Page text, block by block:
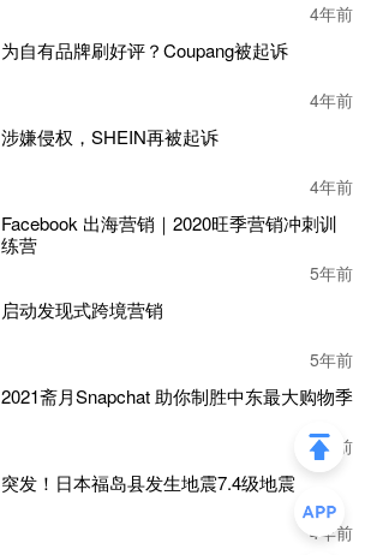
4年前
为自有品牌刷好评？Coupang被起诉
4年前
涉嫌侵权，SHEIN再被起诉
4年前
Facebook 出海营销｜2020旺季营销冲刺训
练营
5年前
启动发现式跨境营销
5年前
2021斋月Snapchat 助你制胜中东最大购物季
5年前
突发！日本福岛县发生地震7.4级地震
4年前